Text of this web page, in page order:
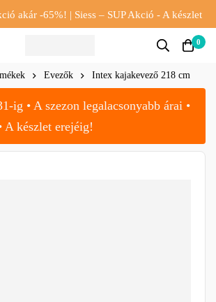
akár -65%! | Siess – SUP Akció - A készlet
0
Evezők Intex kajakevező 218 cm
ig • A szezon legalacsonyabb árai •
A készlet erejéig!